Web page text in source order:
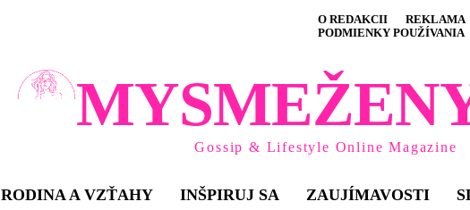
O REDAKCII REKLAMA
PODMIENKY POUŽÍVANIA
Gossip & Lifestyle Online Magazine
RODINA A VZŤAHY INŠPIRUJ SA ZAUJÍMAVOSTI